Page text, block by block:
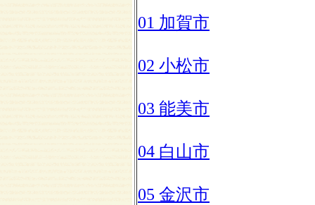
01 加賀市
02 小松市
03 能美市
04 白山市
05 金沢市